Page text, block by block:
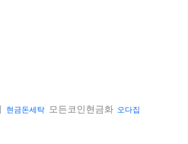
현금돈세탁 모든코인현금화 오다집